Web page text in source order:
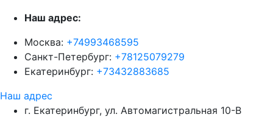
Наш адрес:
Москва: +74993468595
Санкт-Петербург: +78125079279
Екатеринбург: +73432883685
Наш адрес
г. Екатеринбург, ул. Автомагистральная 10-В